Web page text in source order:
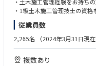
を集めることや部分最適な外
※勤務地について
初任地はご希望を考慮して決定
また入社後は『地域総合職』
全国型総合職：全国・海外へ
・土木施工管理経験をお持ち
・1級土木施工管理技士の資格
従業員数
2,265名 （2024年3月31日現在
複数あり